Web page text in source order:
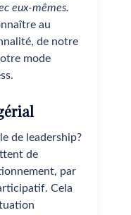
eux-mêmes.
au
de notre
mode
de leadership?
de
par
Cela